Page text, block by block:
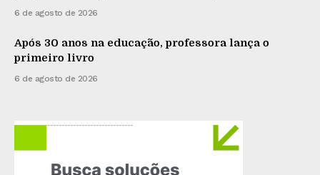
6 de agosto de 2026
Após 30 anos na educação, professora lança o
primeiro livro
6 de agosto de 2026